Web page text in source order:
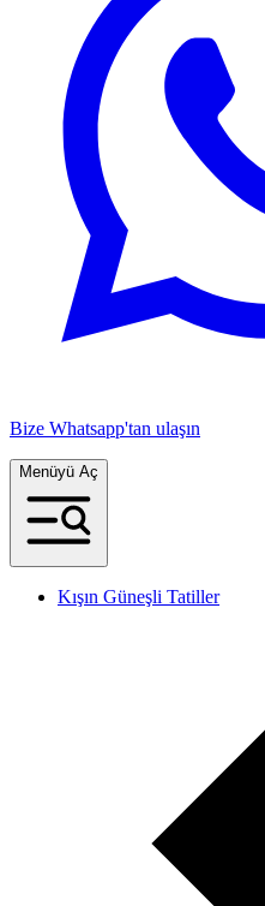
Bize Whatsapp'tan ulaşın
Menüyü Aç
Kışın Güneşli Tatiller